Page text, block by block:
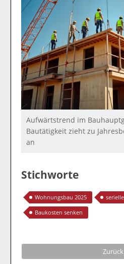
Aufwärtstrend im
Bautätigkeit zieht zu
an
Stichworte
Wohnungsbau 2025
Baukosten senken
Zurück